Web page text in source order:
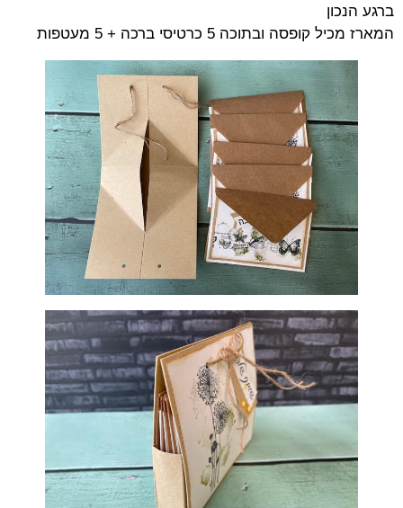
ברגע הנכון
המארז מכיל קופסה ובתוכה 5 כרטיסי ברכה + 5 מעטפות